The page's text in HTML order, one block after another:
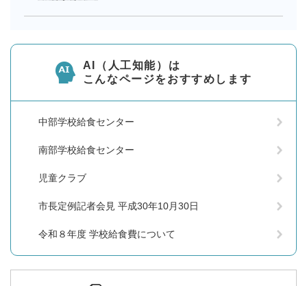
AI（人工知能）は
こんなページをおすすめします
中部学校給食センター
南部学校給食センター
児童クラブ
市長定例記者会見 平成30年10月30日
令和８年度 学校給食費について